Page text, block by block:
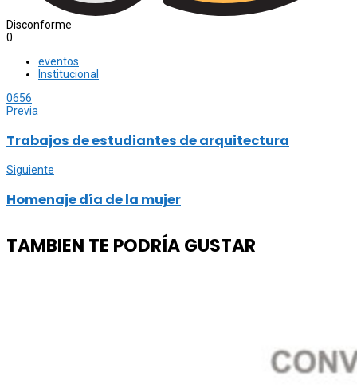
Disconforme
0
eventos
Institucional
0656
Previa
Trabajos de estudiantes de arquitectura
Siguiente
Homenaje día de la mujer
TAMBIEN TE PODRÍA GUSTAR